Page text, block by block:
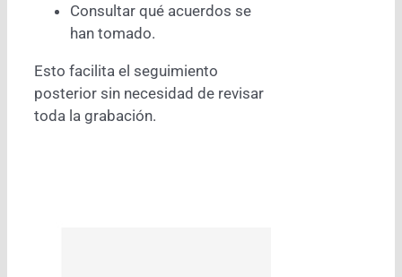
Consultar qué acuerdos se
han tomado.
Esto facilita el seguimiento
posterior sin necesidad de revisar
toda la grabación.